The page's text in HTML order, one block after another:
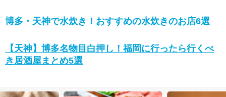
博多・天神で水炊き！おすすめの水炊きのお店6選
【天神】博多名物目白押し！福岡に行ったら行くべ
き居酒屋まとめ5選